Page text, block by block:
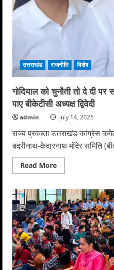
उत्तराखंड राजनीति विशेष
गोदियाल को चुनौती तो दे दी
पाए बीकेटीसी अध्यक्ष द्विवेदी
admin July 14, 2026
राज्य प्रवक्ता उत्तराखंड कांग्रेस
बदरीनाथ-केदारनाथ मंदिर समिति
Read MoreRead
more
को
चुनौती
तो
दे
दी
पर
सामने
आने
की
हिम्मत
नहीं